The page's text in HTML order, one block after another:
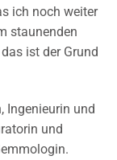
ich noch weiter
staunenden
ist der Grund
Ingenieurin und
und